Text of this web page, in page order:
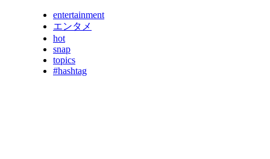
entertainment
エンタメ
hot
snap
topics
#hashtag